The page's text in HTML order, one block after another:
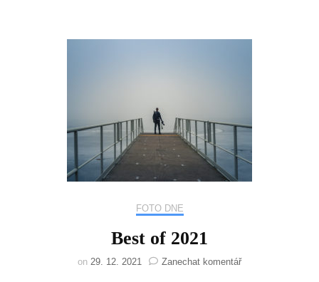
FOTO DNE
Best of 2021
on 29. 12. 2021 Zanechat komentářna